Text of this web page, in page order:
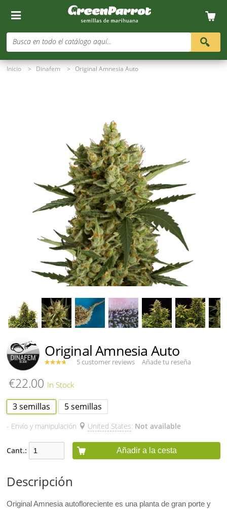
Busca en todo el catálogo aquí...
Inicio > Dinafem > Original Amnesia Auto
Original Amnesia Auto
5 customer reviews Añade tu reseña
€22.00
3 semillas 5 semillas
- Envío y manipulación United States: Not available
Cant.: Añadir a la cesta
Descripción
Original Amnesia autofloreciente es una planta de gran porte y